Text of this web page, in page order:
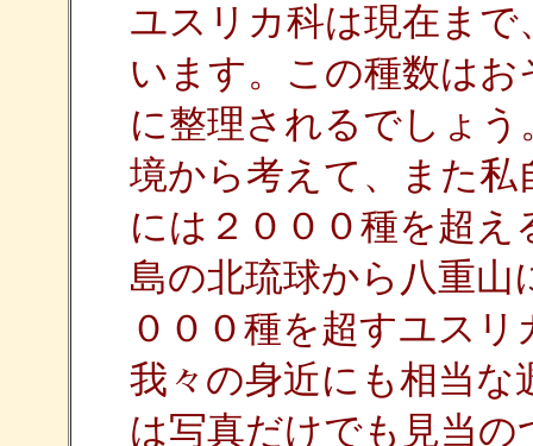
ユスリカ科は現在ま
います。この種数は
に整理されるでしょ
境から考えて、また私
には２０００種を超
島の北琉球から八重
０００種を超すユス
我々の身近にも相当
は写真だけでも見当